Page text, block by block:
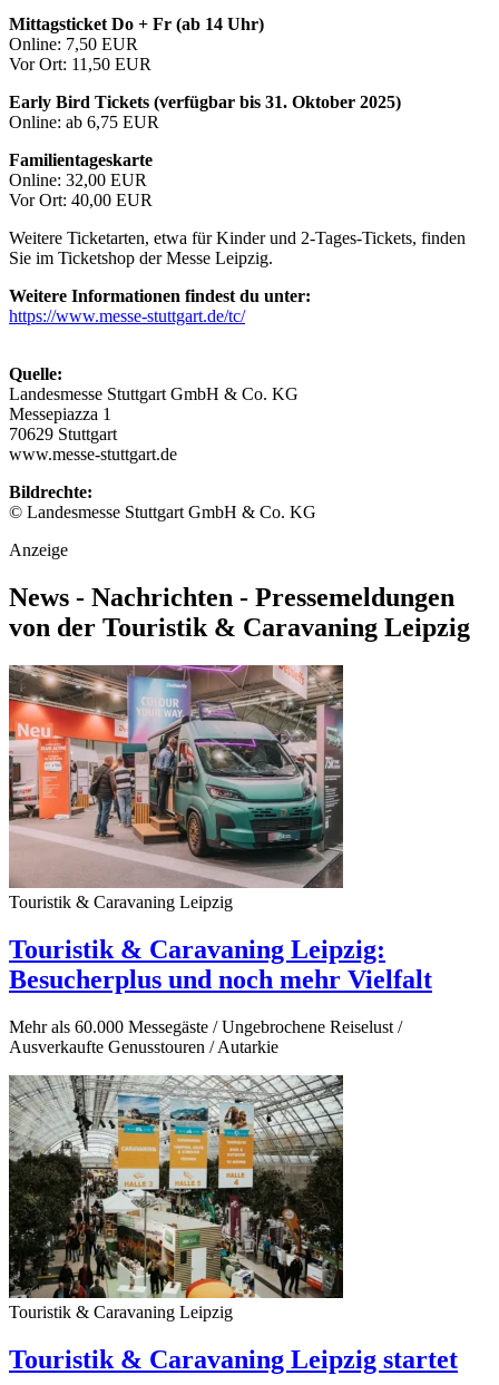
Mittagsticket Do + Fr (ab 14 Uhr)
Online: 7,50 EUR
Vor Ort: 11,50 EUR
Early Bird Tickets (verfügbar bis 31. Oktober 2025)
Online: ab 6,75 EUR
Familientageskarte
Online: 32,00 EUR
Vor Ort: 40,00 EUR
Weitere Ticketarten, etwa für Kinder und 2-Tages-Tickets, finden
Sie im Ticketshop der Messe Leipzig.
Weitere Informationen findest du unter:
https://www.messe-stuttgart.de/tc/
Quelle:
Landesmesse Stuttgart GmbH & Co. KG
Messepiazza 1
70629 Stuttgart
www.messe-stuttgart.de
Bildrechte:
© Landesmesse Stuttgart GmbH & Co. KG
Anzeige
News - Nachrichten - Pressemeldungen
von der Touristik & Caravaning Leipzig
Touristik & Caravaning Leipzig
Touristik & Caravaning Leipzig:
Besucherplus und noch mehr Vielfalt
Mehr als 60.000 Messegäste / Ungebrochene Reiselust /
Ausverkaufte Genusstouren / Autarkie
Touristik & Caravaning Leipzig
Touristik & Caravaning Leipzig startet